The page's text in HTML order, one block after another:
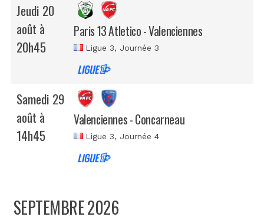
Jeudi 20
août à
20h45
Paris 13 Atletico - Valenciennes
Ligue 3, Journée 3
Samedi 29
août à
14h45
Valenciennes - Concarneau
Ligue 3, Journée 4
SEPTEMBRE 2026